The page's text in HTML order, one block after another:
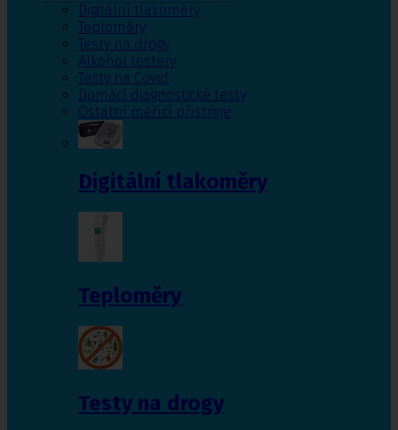
Digitální tlakoměry
Teploměry
Testy na drogy
Alkohol testery
Testy na Covid
Domácí diagnostické testy
Ostatní měřící přístroje
Digitální tlakoměry
Teploměry
Testy na drogy